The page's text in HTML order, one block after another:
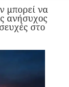
μπορεί να
ανήσυχος
στο